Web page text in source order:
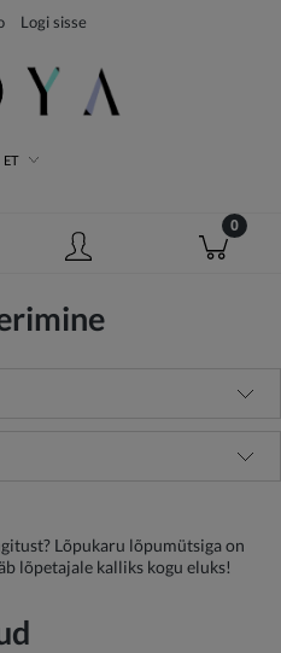
Logi sisse
ET
Lõpukaru lõpumütsiga on
lõpetajale kalliks kogu eluks!